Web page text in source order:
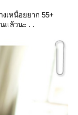
งเหนื่อยยาก 55+
แล้วนะ . .